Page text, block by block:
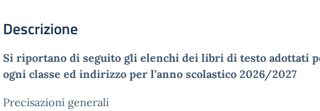
Descrizione
Si riportano di seguito gli elenchi dei libri di testo adottati
ogni classe ed indirizzo per l’anno scolastico 2026/2027
Precisazioni generali